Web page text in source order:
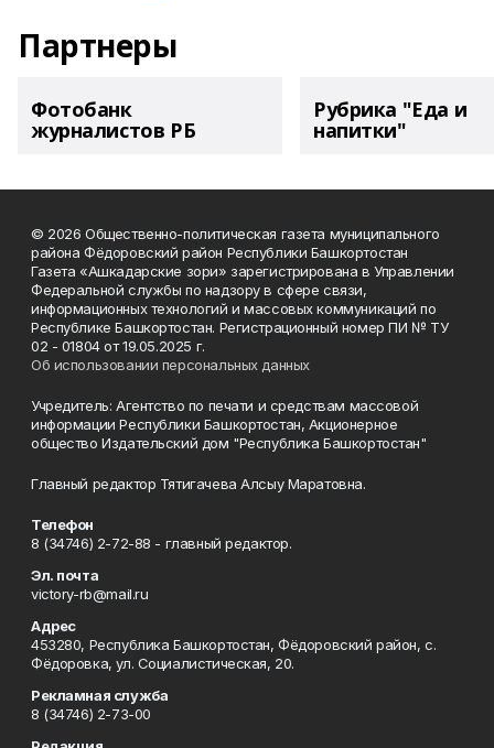
Партнеры
Фотобанк
журналистов РБ
Рубрика "Еда и
напитки"
© 2026 Общественно-политическая газета муниципального
района Фёдоровский район Республики Башкортостан
Газета «Ашкадарские зори» зарегистрирована в Управлении
Федеральной службы по надзору в сфере связи,
информационных технологий и массовых коммуникаций по
Республике Башкортостан. Регистрационный номер ПИ № ТУ
02 - 01804 от 19.05.2025 г.
Об использовании персональных данных
Учредитель: Агентство по печати и средствам массовой
информации Республики Башкортостан, Акционерное
общество Издательский дом "Республика Башкортостан"
Главный редактор Тятигачева Алсыу Маратовна.
Телефон
8 (34746) 2-72-88 - главный редактор.
Эл. почта
victory-rb@mail.ru
Адрес
453280, Республика Башкортостан, Фёдоровский район, с.
Фёдоровка, ул. Социалистическая, 20.
Рекламная служба
8 (34746) 2-73-00